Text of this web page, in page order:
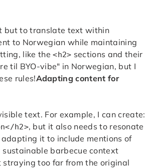
but to translate text within
to Norwegian while maintaining
like the<h2> sections and their
til BYO-vibe" in Norwegian, but I
rules!Adapting content for
text. For example, I can create:
h2>, but it also needs to resonate
it to include mentions of
barbecue context
too far from the original